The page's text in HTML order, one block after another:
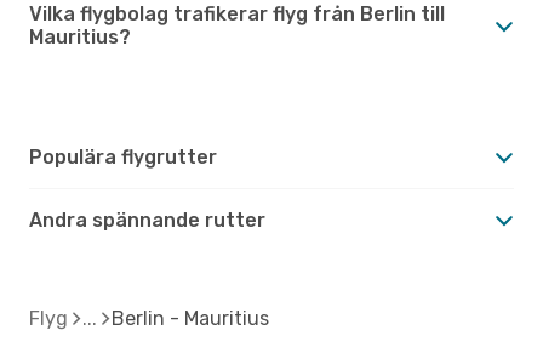
Vilka flygbolag trafikerar flyg från Berlin till
Mauritius?
Populära flygrutter
Andra spännande rutter
Flyg Berlin - Mauritius